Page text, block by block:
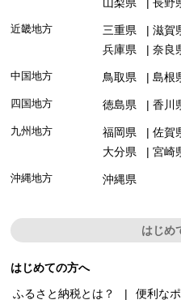
山梨県
長野
近畿地方 三重県 滋賀
兵庫県
奈良
中国地方 鳥取県 島根
四国地方 徳島県 香川
九州地方 福岡県 佐賀
大分県
宮崎
沖縄地方 沖縄県
はじめ
はじめての方へ
ふるさと納税とは？
便利な